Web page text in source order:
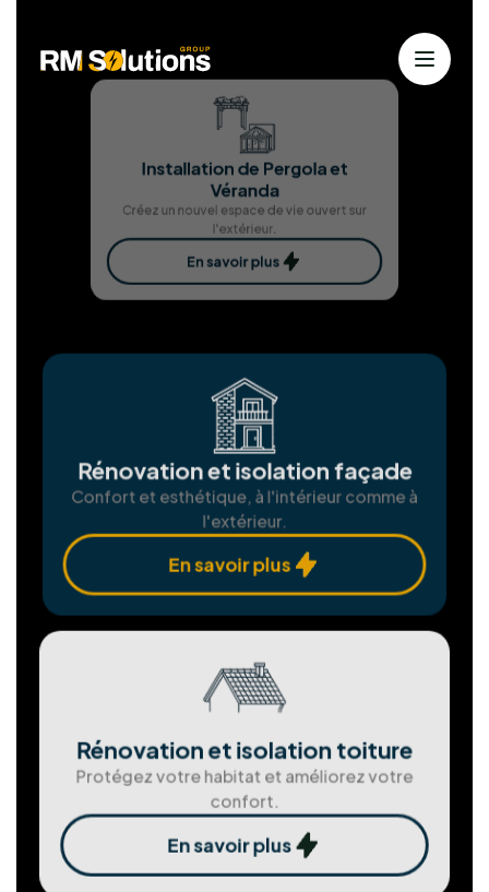
Nos services
Solutions solaires personnalisées
une énergie durable
Chez RM Solutions Group, nous exploitons les
énergies renouvelables pour bâtir un avenir
durable. Animés par la passion des solutions
nous nous efforçons d'atteindre l'excellence à
chaque étape.
Installation Panneaux
photovoltaïques
Produisez votre propre électricité verte et
économisez.
En savoir plus
Assemblgae et installation de
châssis
Fenêtres et portes sur mesure pour une
isolation parfaite.
En savoir plus